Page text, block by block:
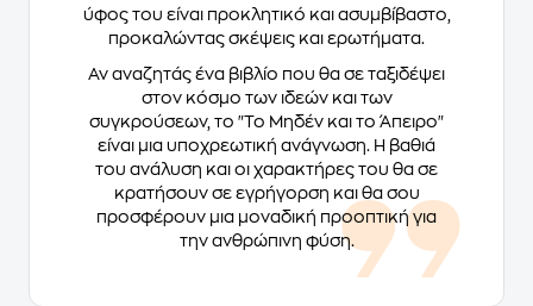
ύφος του είναι προκλητικό και ασυμβίβαστο,
προκαλώντας σκέψεις και ερωτήματα.
Αν αναζητάς ένα βιβλίο που θα σε ταξιδέψει
στον κόσμο των ιδεών και των
συγκρούσεων, το "Το Μηδέν και το Άπειρο"
είναι μια υποχρεωτική ανάγνωση. Η βαθιά
του ανάλυση και οι χαρακτήρες του θα σε
κρατήσουν σε εγρήγορση και θα σου
προσφέρουν μια μοναδική προοπτική για
την ανθρώπινη φύση.